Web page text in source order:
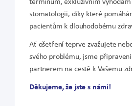
termínům, exkluzivním
stomatologii, díky které
pacientům k dlouhodobému
Ať ošetření teprve zvažujete
svého problému, jsme
partnerem na cestě k Vašemu
Děkujeme, že jste s námi!